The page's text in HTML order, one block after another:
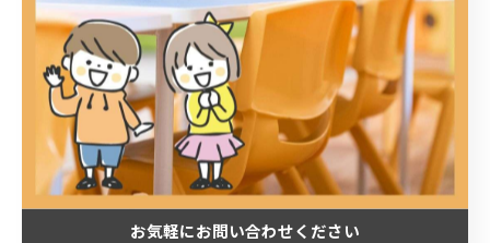
< 前のページ 一覧に戻る 次のページ >
カテゴリー Categories
全てのカテゴリー
お気軽にお問い合わせください